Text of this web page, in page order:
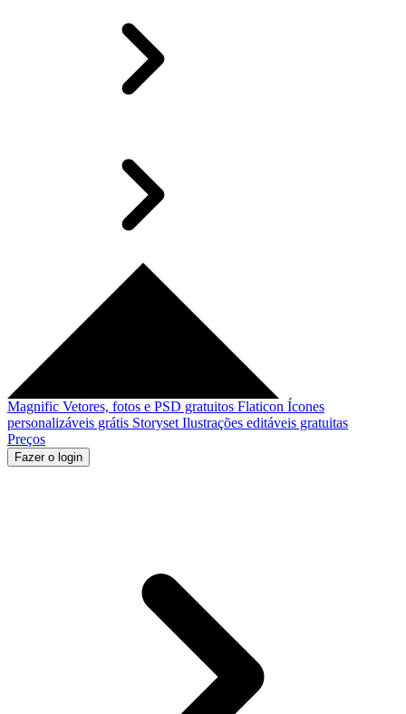
Magnific Vetores, fotos e PSD gratuitos Flaticon Ícones
personalizáveis grátis Storyset Ilustrações editáveis gratuitas
Preços
Fazer o login